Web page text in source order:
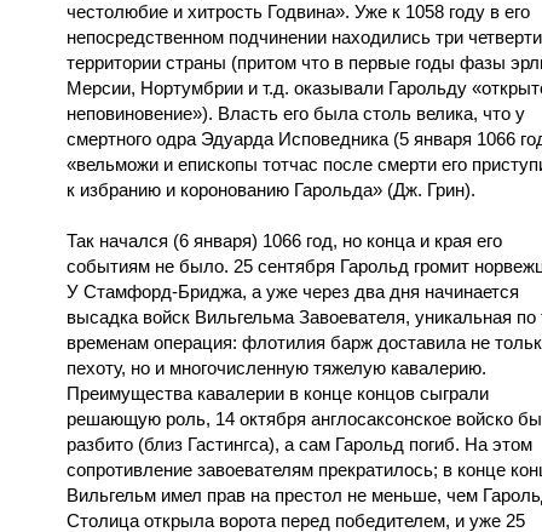
честолюбие и хитрость Годвина». Уже к 1058 году в его
непосредственном подчинении находились три четверти
территории страны (притом что в первые годы фазы
Мерсии, Нортумбрии и т.д. оказывали Гарольду
неповиновение»). Власть его была столь велика, что у
смертного одра Эдуарда Исповедника (5 января 1066
«вельможи и епископы тотчас после смерти его
к избранию и коронованию Гарольда» (Дж. Грин).
Так начался (6 января) 1066 год, но конца и края его
событиям не было. 25 сентября Гарольд громит
У Стамфорд-Бриджа, а уже через два дня начинается
высадка войск Вильгельма Завоевателя, уникальная по
временам операция: флотилия барж доставила не
пехоту, но и многочисленную тяжелую кавалерию.
Преимущества кавалерии в конце концов сыграли
решающую роль, 14 октября англосаксонское войско
разбито (близ Гастингса), а сам Гарольд погиб. На этом
сопротивление завоевателям прекратилось; в конце
Вильгельм имел прав на престол не меньше, чем
Столица открыла ворота перед победителем, и уже 25